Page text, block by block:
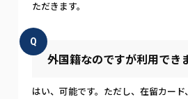
ただきます。
Q
外国籍なのですが利用でき
はい、可能です。ただし、在留カー